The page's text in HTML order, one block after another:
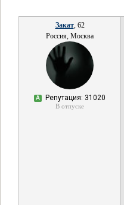
Закат, 62
Россия, Москва
А Репутация: 31020
В отпуске